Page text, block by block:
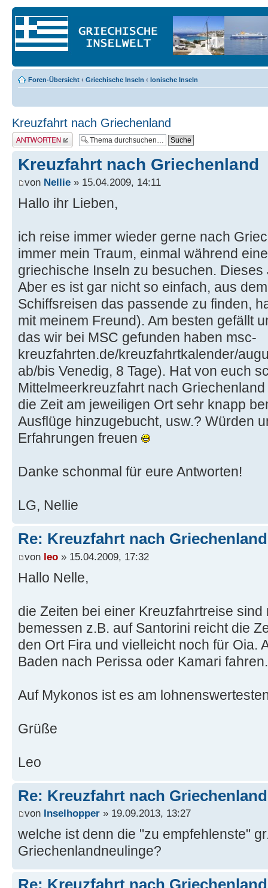
Foren-Übersicht ‹ Griechische Inseln ‹ Ionische Inseln
Kreuzfahrt nach Griechenland
Antwort erstellen
Kreuzfahrt nach Griechenland
von Nellie » 15.04.2009, 14:11
Hallo ihr Lieben,
ich reise immer wieder gerne nach
immer mein Traum, einmal während
griechische Inseln zu besuchen.
Aber es ist gar nicht so einfach, aus
Schiffsreisen das passende zu finden,
mit meinem Freund). Am besten gefällt
das wir bei MSC gefunden haben msc-
kreuzfahrten.de/kreuzfahrtkalender/
ab/bis Venedig, 8 Tage). Hat von euch
Mittelmeerkreuzfahrt nach
die Zeit am jeweiligen Ort sehr knapp
Ausflüge hinzugebucht, usw.? Würden
Erfahrungen freuen
Danke schonmal für eure Antworten!
LG, Nellie
Re: Kreuzfahrt nach Griechenland
von leo » 15.04.2009, 17:32
Hallo Nelle,
die Zeiten bei einer Kreuzfahrtreise
bemessen z.B. auf Santorini reicht die
den Ort Fira und vielleicht noch für Oia.
Baden nach Perissa oder Kamari fahren.
Auf Mykonos ist es am
Grüße
Leo
Re: Kreuzfahrt nach Griechenland
von Inselhopper » 19.09.2013, 13:27
welche ist denn die "zu empfehlenste"
Griechenlandneulinge?